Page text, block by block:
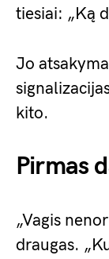
tiesiai: „Ką
Jo
kito.
Pirmas
„Vagis
draugas.